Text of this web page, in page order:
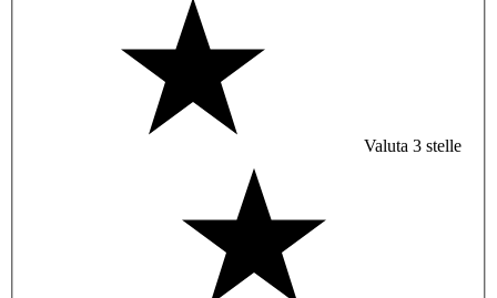
Valuta 3 stelle